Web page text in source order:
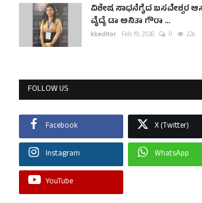
ವಿಶೇಷ ಸಾಧನೆಗೈದ ಬಸವೇಶ್ವರ
ವೈದ್ಯೆ ಡಾ ಅನಿತಾ ಗೌರಾ ...
kkeditor Feb 19, 2026 0 2.2k
FOLLOW US
Facebook X (Twitter)
Instagram WhatsApp
YouTube